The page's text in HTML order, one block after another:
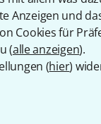
Anzeigen und
Cookies für
(alle anzeigen).
(hier)